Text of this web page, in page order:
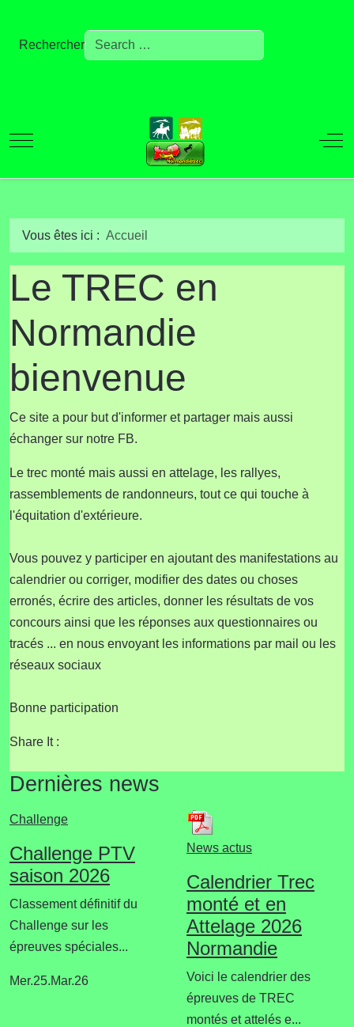
Rechercher
Mobile Menu Toggle Off-
Vous êtes ici : Accueil
Le TREC en
Normandie
bienvenue
Ce site a pour but d'informer et partager mais aussi
échanger sur notre FB.
Le trec monté mais aussi en attelage, les rallyes,
rassemblements de randonneurs, tout ce qui touche à
l'équitation d'extérieure.
Vous pouvez y participer en ajoutant des manifestations au
calendrier ou corriger, modifier des dates ou choses
erronés, écrire des articles, donner les résultats de vos
concours ainsi que les réponses aux questionnaires ou
tracés ... en nous envoyant les informations par mail ou les
réseaux sociaux
Bonne participation
Share It :
Dernières news
Challenge
Challenge PTV
saison 2026
Classement définitif du
Challenge sur les
épreuves spéciales...
Mer.25.Mar.26
News actus
Calendrier Trec
monté et en
Attelage 2026
Normandie
Voici le calendrier des
épreuves de TREC
montés et attelés e...